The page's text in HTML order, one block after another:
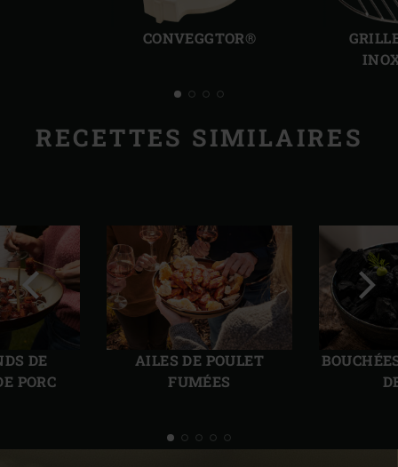
CONVEGGTOR®
RECETTES SIMILAIRES
DE
PORC
AILES DE POULET
FUMÉES